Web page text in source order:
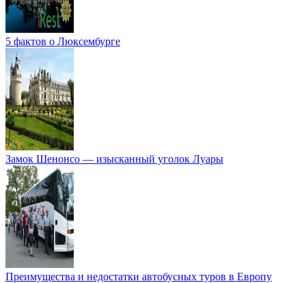
5 фактов о Люксембурге
Замок Шенонсо — изысканный уголок Луары
Преимущества и недостатки автобусных туров в Европу